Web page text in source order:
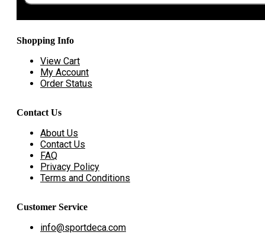
Shopping Info
View Cart
My Account
Order Status
Contact Us
About Us
Contact Us
FAQ
Privacy Policy
Terms and Conditions
Customer Service
info@sportdeca.com